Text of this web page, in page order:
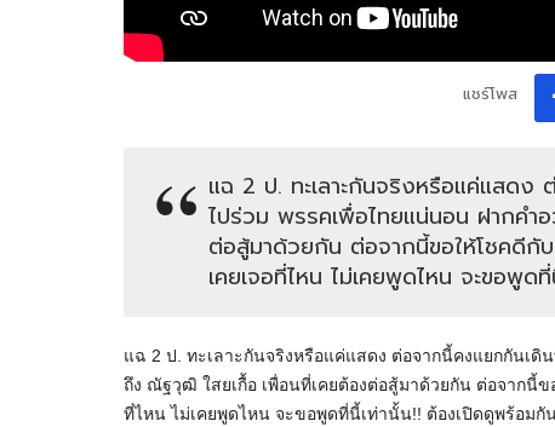
แชร์โพส
แฉ 2 ป. ทะเลาะกันจริงหรือแค่แสดง
ไปร่วม พรรคเพื่อไทยแน่นอน ฝากค
ต่อสู้มาด้วยกัน ต่อจากนี้ขอให้โชคดีกั
เคยเจอที่ไหน ไม่เคยพูดไหน จะขอพู
แฉ 2 ป. ทะเลาะกันจริงหรือแค่แสดง ต่อจากนี้คงแยกกันเ
ถึง ณัฐวุฒิ ใสยเกื้อ เพื่อนที่เคยต้องต่อสู้มาด้วยกัน ต่อจากนี้ข
ที่ไหน ไม่เคยพูดไหน จะขอพูดที่นี้เท่านั้น!! ต้องเปิดดูพร้อมกั